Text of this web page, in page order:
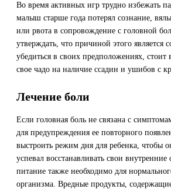
Во время активных игр трудно избежать
малыш старше года потерял сознание,
или рвота в сопровождение с головной
утверждать, что причиной этого является
убедиться в своих предположениях, стоит
свое чадо на наличие ссадин и ушибов с
Лечение боли
Если головная боль не связана с
для предупреждения ее повторного
выстроить режим дня для ребенка, чтобы
успевал восстанавливать свои
питание также необходимо для
организма. Вредные продукты,